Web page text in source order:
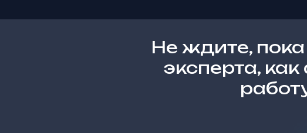
Не ждите, пока
эксперта,